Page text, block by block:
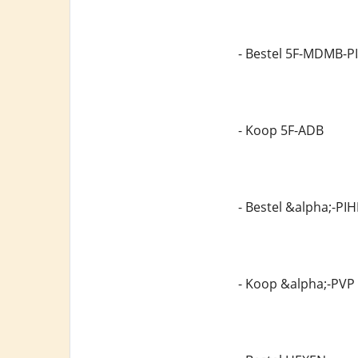
- Bestel 5F-MDMB-
- Koop 5F-ADB
- Bestel &alpha;-
- Koop &alpha;-PVP